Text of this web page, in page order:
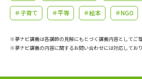
ユーザーサポート
＃子育て ＃平等 ＃絵本 ＃NGO
※夢ナビ講義は各講師の見解にもとづく講義内容としてご理
※夢ナビ講義の内容に関するお問い合わせには対応しており